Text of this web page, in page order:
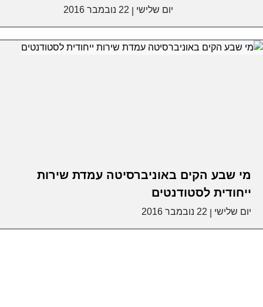
יום שלישי 22 נובמבר 2016
מי שבע הקים באוניברסיטה עמדת שירות
ייחודית לסטודנטים
יום שלישי 22 נובמבר 2016